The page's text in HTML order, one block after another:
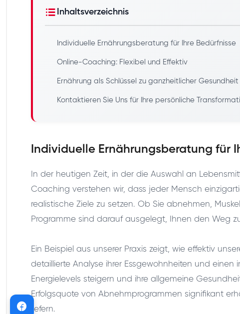
Inhaltsverzeichnis
Individuelle Ernährungsberatung für Ihre Bedürfnisse
Online-Coaching: Flexibel und Effektiv
Ernährung als Schlüssel zu ganzheitlicher Gesundheit
Kontaktieren Sie Uns für Ihre persönliche
Individuelle Ernährungsberatung für
In der heutigen Zeit, in der die Auswahl an
Coaching verstehen wir, dass jeder Mensch
realistische Ziele zu setzen. Ob Sie abnehmen,
Programme sind darauf ausgelegt, Ihnen den Weg
Ein Beispiel aus unserer Praxis zeigt, wie effektiv
detaillierte Analyse ihrer Essgewohnheiten und
Energielevels steigern und ihre allgemeine
Erfolgsquote von Abnehmprogrammen signifikant
liefern.